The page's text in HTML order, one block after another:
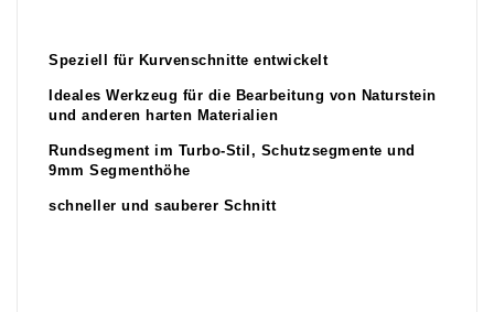
Speziell für Kurvenschnitte entwickelt
Ideales Werkzeug für die Bearbeitung von Naturstein
und anderen harten Materialien
Rundsegment im Turbo-Stil, Schutzsegmente und
9mm Segmenthöhe
schneller und sauberer Schnitt